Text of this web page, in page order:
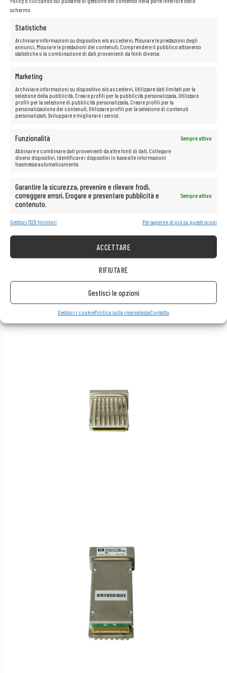
schermo.
Statistiche
Archiviare informazioni su dispositivo e/o accedervi, Misurare le prestazioni degli
annunci, Misurare le prestazioni dei contenuti, Comprendere il pubblico attraverso
statistiche o la combinazione di dati provenienti da fonti diverse.
Marketing
Archiviare informazioni su dispositivo e/o accedervi, Utilizzare dati limitati per la
selezione della pubblicità, Creare profili per la pubblicità personalizzata, Utilizzare
profili per la selezione di pubblicità personalizzata, Creare profili per la
personalizzazione dei contenuti, Utilizzare profili per la selezione di contenuti
personalizzati, Sviluppare e migliorare i servizi.
Funzionalità
Sempre attivo
Abbinare e combinare dati provenienti da altre fonti di dati, Collegare
diversi dispositivi, Identificare i dispositivi in base alle informazioni
trasmesse automaticamente.
Garantire la sicurezza, prevenire e rilevare frodi,
correggere errori, Erogare e presentare pubblicità e
contenuto.
Sempre attivo
Gestisci 1129 fornitori Per saperne di più su questi scopi
ACCETTARE
RIFIUTARE
Gestisci le opzioni
Gestisci i cookiePolitica sulla riservatezzaContatto